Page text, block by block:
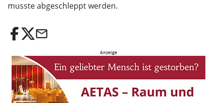
musste abgeschleppt werden.
email